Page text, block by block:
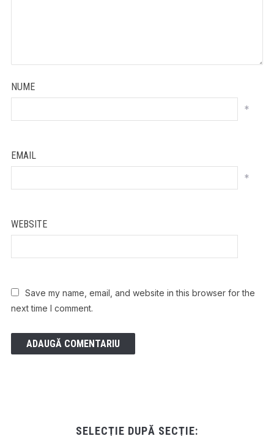
NUME
*
EMAIL
*
WEBSITE
Save my name, email, and website in this browser for the
next time I comment.
SELECȚIE DUPĂ SECȚIE: